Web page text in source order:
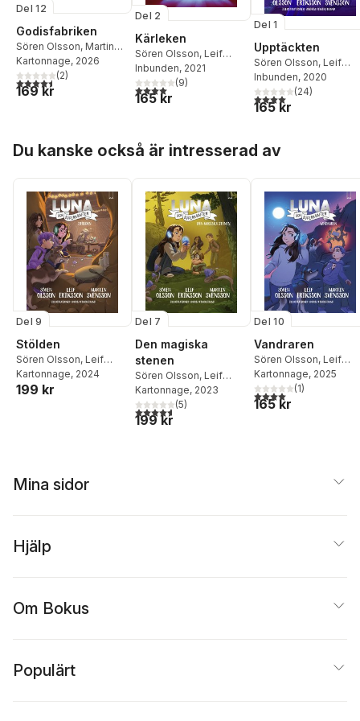
Del 12
Godisfabriken
Sören Olsson, Martin
Svensson,Leif
Eriksson
Kartonnage, 2026
4,5utav 5 stjärnor. Totalt antal röster:
(2)
169 kr
Del 2
Kärleken
Sören Olsson, Leif
Eriksson,Martin
Svensson
Inbunden, 2021
4,0utav 5 stjärnor. Totalt antal röster:
(9)
165 kr
Del 1
Upptäckten
Sören Olsson, Leif
Eriksson,Martin
Svensson
Inbunden, 2020
4,0utav 5 stjärnor.
(24)
165 kr
Du kanske också är intresserad av
Del 9
Stölden
Sören Olsson, Leif
Eriksson,Martin
Svensson
Kartonnage, 2024
199 kr
Del 7
Den magiska
stenen
Sören Olsson, Leif
Eriksson,Martin
Svensson
Kartonnage, 2023
4,6utav 5 stjärnor. Totalt antal röster:
(5)
199 kr
Del 10
Vandraren
Sören Olsson, Leif
Eriksson,Martin
Svensson
Kartonnage, 2025
4,0utav 5 stjärnor.
(1)
165 kr
Mina sidor
Hjälp
Om Bokus
Populärt